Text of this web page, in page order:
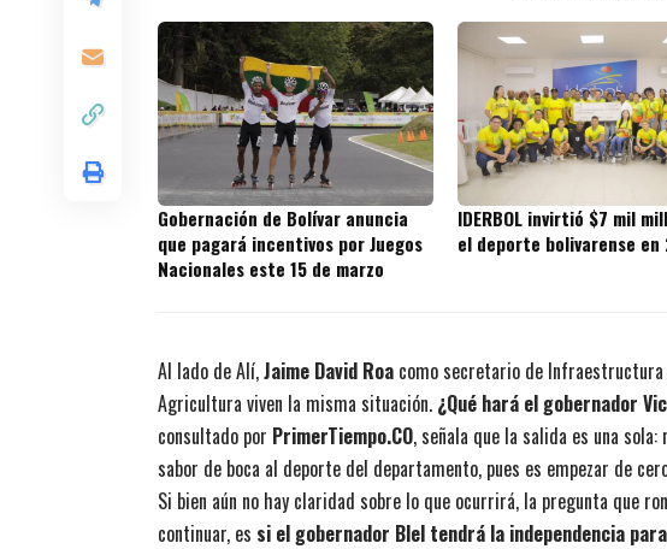
Gobernación de Bolívar anuncia
que pagará incentivos por Juegos
Nacionales este 15 de marzo
IDERBOL invirtió $7 mil
el deporte bolivarense en
Al lado de Alí,Jaime David Roa como secretario de Infraestructura
Agricultura viven la misma situación. ¿Qué hará el gobernador
consultado por PrimerTiempo.CO, señala que la salida es una
sabor de boca al deporte del departamento, pues es empezar de
Si bien aún no hay claridad sobre lo que ocurrirá, la pregunta que
continuar, es si el gobernador Blel tendrá la independencia